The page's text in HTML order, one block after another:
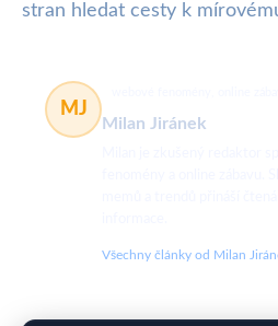
stran hledat cesty k
MJ
Milan Jiránek
Všechny články od Milan